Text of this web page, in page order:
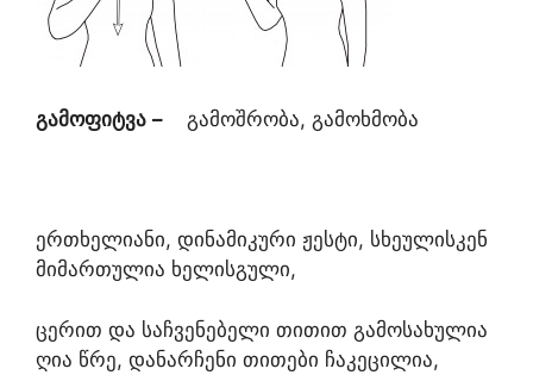
გამოფიტვა – გამოშრობა, გამოხმობა
ერთხელიანი, დინამიკური ჟესტი, სხეულისკენ
მიმართულია ხელისგული,
ცერით და საჩვენებელი თითით გამოსახულია
ღია წრე, დანარჩენი თითები ჩაკეცილია,